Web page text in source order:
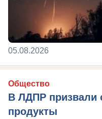
05.08.2026
Общество
В ЛДПР призвали
продукты